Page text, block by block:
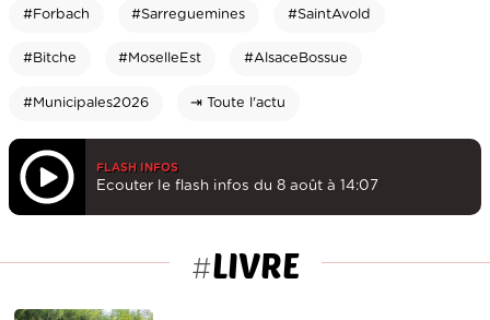
#Forbach #Sarreguemines #SaintAvold
#Bitche #MoselleEst #AlsaceBossue
#Municipales2026 ⇥ Toute l'actu
FLASH INFOS
Ecouter le flash infos du 8 août à 14:07
#LIVRE